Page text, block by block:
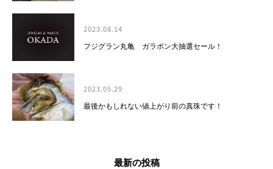
2023.08.14
フジグラン丸亀 ガラポン大抽選セール！
2023.05.29
最後かもしれない値上がり前の真珠です！
最新の投稿